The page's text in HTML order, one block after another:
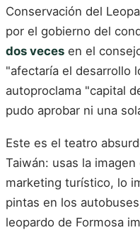
Conservación del
por el gobierno del
dos veces en el
"afectaría el desarrollo
autoproclama "capital
pudo aprobar ni una
Este es el teatro
Taiwán: usas la
marketing turístico, lo
pintas en los
leopardo de Formosa